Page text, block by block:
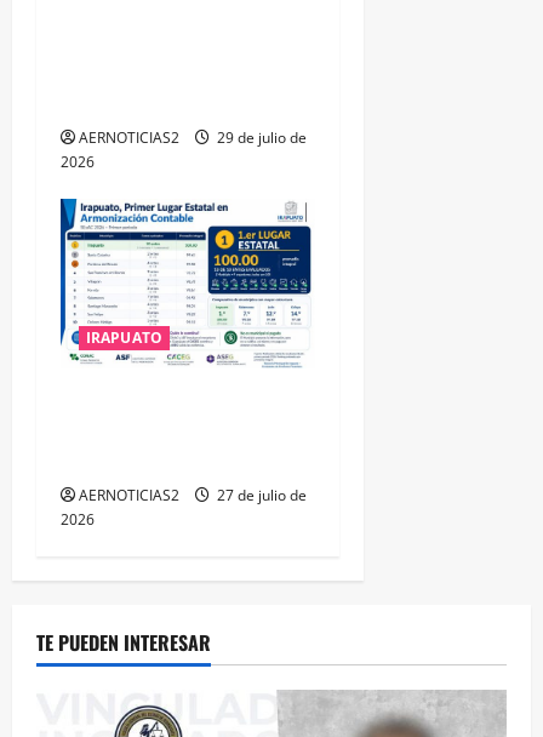
AERNOTICIAS2
29 de julio de
2026
IRAPUATO
AERNOTICIAS2
27 de julio de
2026
TE PUEDEN INTERESAR